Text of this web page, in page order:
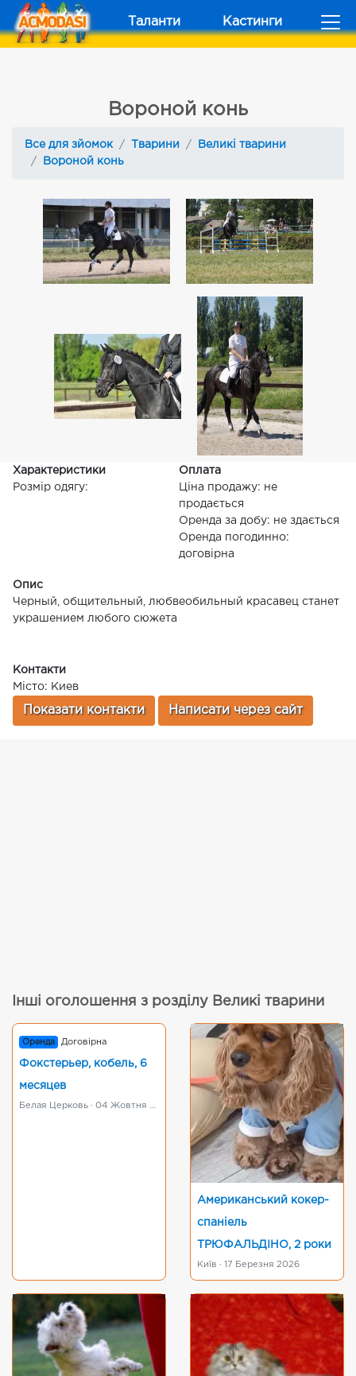
Таланти Кастинги
Вороной конь
Все для зйомок Тварини
Великі тварини
Вороной конь
Характеристики
Розмір одягу:
Оплата
Ціна продажу: не
продається
Оренда за добу: не здається
Оренда погодинно:
договірна
Опис
Черный, общительный, любвеобильный красавец станет
украшением любого сюжета
Контакти
Місто: Киев
Показати контакти Написати через сайт
Інші оголошення з розділу Великі тварини
Оренда Договірна
Фокстерьер, кобель, 6
месяцев
Белая Церковь · 04 Жовтня 2016
Американський кокер-
спаніель
ТРЮФАЛЬДІНО, 2 роки
Київ · 17 Березня 2026